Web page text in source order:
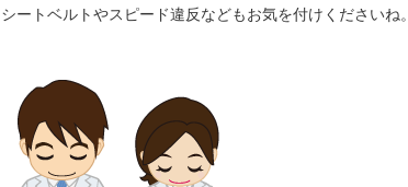
シートベルトやスピード違反などもお気を付けくださいね。